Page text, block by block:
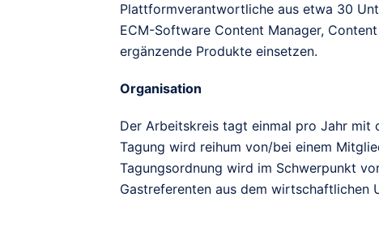
Plattformverantwortliche aus etwa 30
ECM-Software Content Manager,
ergänzende Produkte einsetzen.
Organisation
Der Arbeitskreis tagt einmal pro Jahr mit
Tagung wird reihum von/bei einem
Tagungsordnung wird im Schwerpunkt
Gastreferenten aus dem wirtschaftlichen